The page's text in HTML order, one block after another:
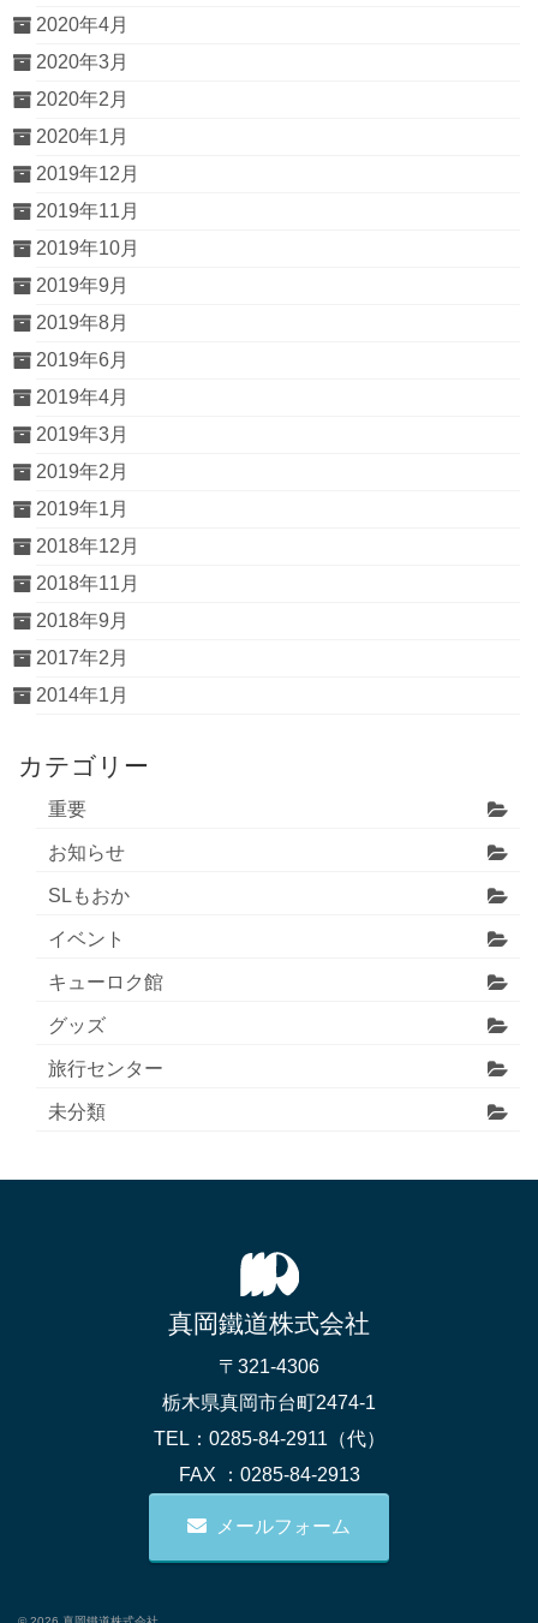
2020年4月
2020年3月
2020年2月
2020年1月
2019年12月
2019年11月
2019年10月
2019年9月
2019年8月
2019年6月
2019年4月
2019年3月
2019年2月
2019年1月
2018年12月
2018年11月
2018年9月
2017年2月
2014年1月
カテゴリー
重要
お知らせ
SLもおか
イベント
キューロク館
グッズ
旅行センター
未分類
真岡鐵道株式会社
〒321-4306
栃木県真岡市台町2474-1
TEL：0285-84-2911（代）
FAX ：0285-84-2913
メールフォーム